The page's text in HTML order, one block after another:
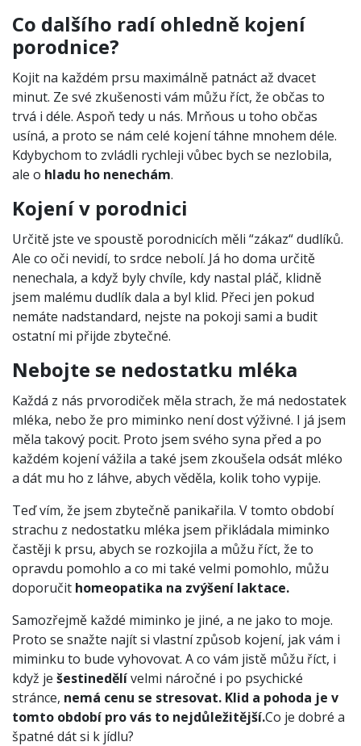
Co dalšího radí ohledně kojení
porodnice?
Kojit na každém prsu maximálně patnáct až dvacet
minut. Ze své zkušenosti vám můžu říct, že občas to
trvá i déle. Aspoň tedy u nás. Mrňous u toho občas
usíná, a proto se nám celé kojení táhne mnohem déle.
Kdybychom to zvládli rychleji vůbec bych se nezlobila,
ale o hladu ho nenechám.
Kojení v porodnici
Určitě jste ve spoustě porodnicích měli “zákaz“ dudlíků.
Ale co oči nevidí, to srdce nebolí. Já ho doma určitě
nenechala, a když byly chvíle, kdy nastal pláč, klidně
jsem malému dudlík dala a byl klid. Přeci jen pokud
nemáte nadstandard, nejste na pokoji sami a budit
ostatní mi přijde zbytečné.
Nebojte se nedostatku mléka
Každá z nás prvorodiček měla strach, že má nedostatek
mléka, nebo že pro miminko není dost výživné. I já jsem
měla takový pocit. Proto jsem svého syna před a po
každém kojení vážila a také jsem zkoušela odsát mléko
a dát mu ho z láhve, abych věděla, kolik toho vypije.
Teď vím, že jsem zbytečně panikařila. V tomto období
strachu z nedostatku mléka jsem přikládala miminko
častěji k prsu, abych se rozkojila a můžu říct, že to
opravdu pomohlo a co mi také velmi pomohlo, můžu
doporučit homeopatika na zvýšení laktace.
Samozřejmě každé miminko je jiné, a ne jako to moje.
Proto se snažte najít si vlastní způsob kojení, jak vám i
miminku to bude vyhovovat. A co vám jistě můžu říct, i
když je šestinedělívelmi náročné i po psychické
stránce, nemá cenu se stresovat. Klid a pohoda je v
tomto období pro vás to nejdůležitější.Co je dobré a
špatné dát si k jídlu?